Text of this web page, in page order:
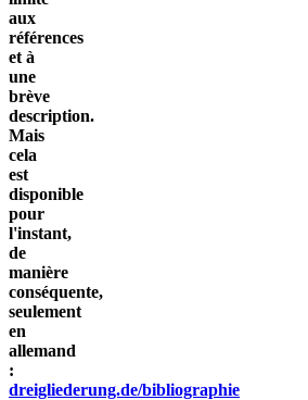
aux
références
et à
une
brève
description.
Mais
cela
est
disponible
pour
l'instant,
de
manière
conséquente,
seulement
en
allemand
:
dreigliederung.de/bibliographie